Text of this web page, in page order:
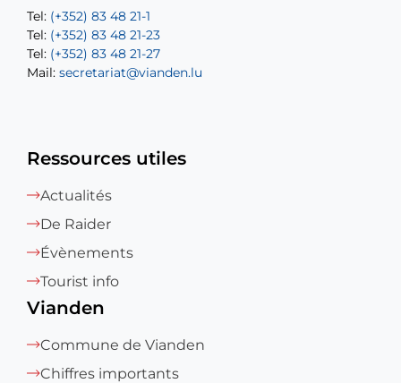
Tel: (+352) 83 48 21-1
Tel: (+352) 83 48 21-23
Tel: (+352) 83 48 21-27
Mail: secretariat@vianden.lu
Tel: (+352) 83 48 21-20
Tel: (+352) 83 48 21-22
Mail:sofia.carvalho@vianden.lu
Mail: diane.storn@vianden.lu
Ressources utiles
Actualités
De Raider
Évènements
Tourist info
Vianden
Commune de Vianden
Chiffres importants